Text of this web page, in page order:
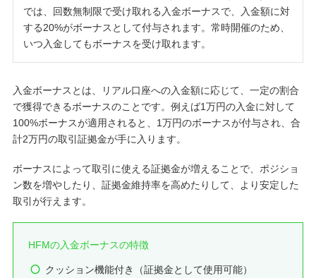
では、回数無制限で受け取れる入金ボーナスで、入金額に対
する20%がボーナスとして付与されます。常時開催のため、
いつ入金してもボーナスを受け取れます。
入金ボーナスとは、リアル口座への入金額に応じて、一定の割合
で獲得できるボーナスのことです。例えば1万円の入金に対して
100%ボーナスが適用されると、1万円のボーナスが付与され、合
計2万円の取引証拠金が手に入ります。
ボーナスによって取引に使える証拠金が増えることで、ポジショ
ン数を増やしたり、証拠金維持率を高めたりして、より安定した
取引が行えます。
HFMの入金ボーナスの特徴
クッション機能付き（証拠金として使用可能）